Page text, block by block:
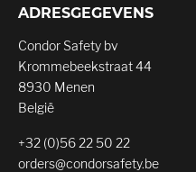
ADRESGEGEVENS
Condor Safety bv
Krommebeekstraat 44
8930 Menen
België
+32 (0)56 22 50 22
orders@condorsafety.be